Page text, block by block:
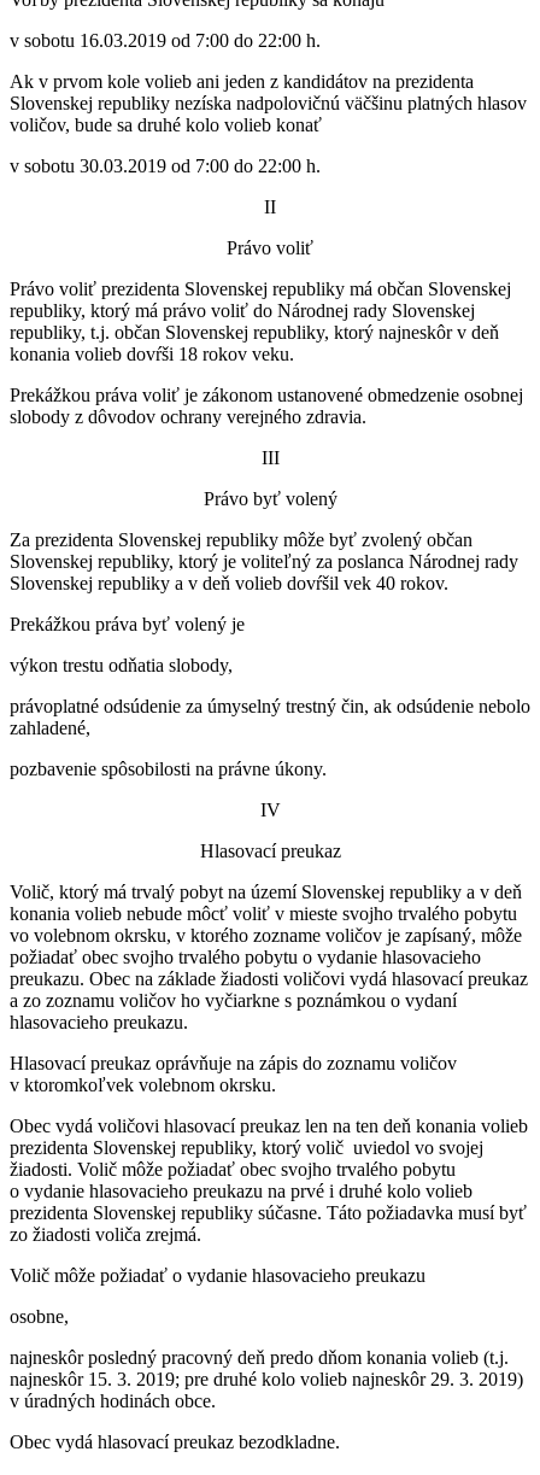
v sobotu 16.03.2019 od 7:00 do 22:00 h.
Ak v prvom kole volieb ani jeden z kandidátov na prezidenta
Slovenskej republiky nezíska nadpolovičnú väčšinu platných hlasov
voličov, bude sa druhé kolo volieb konať
v sobotu 30.03.2019 od 7:00 do 22:00 h.
II
Právo voliť
Právo voliť prezidenta Slovenskej republiky má občan Slovenskej
republiky, ktorý má právo voliť do Národnej rady Slovenskej
republiky, t.j. občan Slovenskej republiky, ktorý najneskôr v deň
konania volieb dovŕši 18 rokov veku.
Prekážkou práva voliť je zákonom ustanovené obmedzenie osobnej
slobody z dôvodov ochrany verejného zdravia.
III
Právo byť volený
Za prezidenta Slovenskej republiky môže byť zvolený občan
Slovenskej republiky, ktorý je voliteľný za poslanca Národnej rady
Slovenskej republiky a v deň volieb dovŕšil vek 40 rokov.
Prekážkou práva byť volený je
výkon trestu odňatia slobody,
právoplatné odsúdenie za úmyselný trestný čin, ak odsúdenie nebolo
zahladené,
pozbavenie spôsobilosti na právne úkony.
IV
Hlasovací preukaz
Volič, ktorý má trvalý pobyt na území Slovenskej republiky a v deň
konania volieb nebude môcť voliť v mieste svojho trvalého pobytu
vo volebnom okrsku, v ktorého zozname voličov je zapísaný, môže
požiadať obec svojho trvalého pobytu o vydanie hlasovacieho
preukazu. Obec na základe žiadosti voličovi vydá hlasovací preukaz
a zo zoznamu voličov ho vyčiarkne s poznámkou o vydaní
hlasovacieho preukazu.
Hlasovací preukaz oprávňuje na zápis do zoznamu voličov
v ktoromkoľvek volebnom okrsku.
Obec vydá voličovi hlasovací preukaz len na ten deň konania volieb
prezidenta Slovenskej republiky, ktorý volič uviedol vo svojej
žiadosti. Volič môže požiadať obec svojho trvalého pobytu
o vydanie hlasovacieho preukazu na prvé i druhé kolo volieb
prezidenta Slovenskej republiky súčasne. Táto požiadavka musí byť
zo žiadosti voliča zrejmá.
Volič môže požiadať o vydanie hlasovacieho preukazu
osobne,
najneskôr posledný pracovný deň predo dňom konania volieb (t.j.
najneskôr 15. 3. 2019; pre druhé kolo volieb najneskôr 29. 3. 2019)
v úradných hodinách obce.
Obec vydá hlasovací preukaz bezodkladne.